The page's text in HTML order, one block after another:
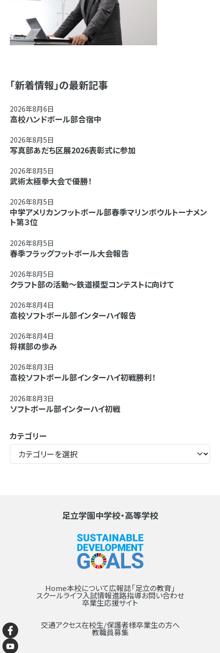
「新着情報」の最新記事
2026年8月6日
高校ハンドボール部合宿中
2026年8月5日
写真部あだち区展2026表彰式に参加
2026年8月5日
武術太極拳大会で優勝！
2026年8月5日
中学アメリカンフットボール部春季マリンボウルトーナメン
ト第３位
2026年8月5日
春季フラッグフットボール大会報告
2026年8月5日
クラフト部の活動～鉄道模型コンテストに向けて
2026年8月4日
高校ソフトボール部インターハイ報告
2026年8月4日
将棋部の歩み
2026年8月3日
高校ソフトボール部インターハイ初戦勝利！
2026年8月3日
ソフトボール部インターハイ初戦
カテゴリー
足立学園中学校・高等学校
Home本校について広報誌「足立の教育」
スクールライフ入試情報進路指導お問い合わせ
卒業生応援サイト
交通アクセス在校生/保護者様卒業生の方へ
教職員募集